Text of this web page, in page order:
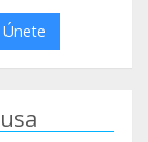
Únete